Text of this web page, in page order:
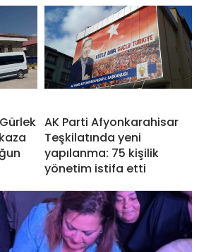
AK Parti Afyonkarahisar
Teşkilatında yeni
yapılanma: 75 kişilik
yönetim istifa etti